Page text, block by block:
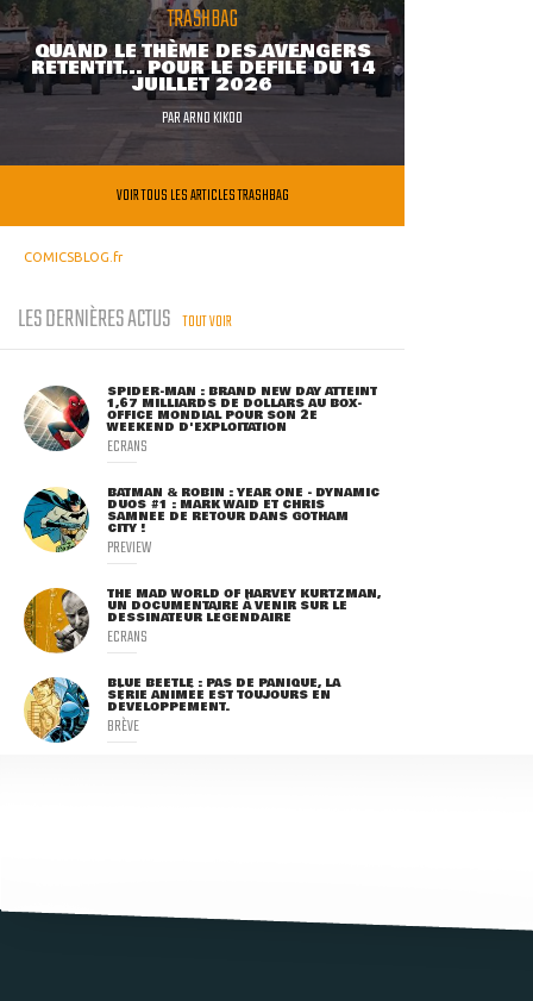
TRASHBAG
QUAND LE THÈME DES AVENGERS
RETENTIT... POUR LE DÉFILÉ DU 14
JUILLET 2026
PARARNO KIKOO
VOIR TOUS LES ARTICLES TRASHBAG
COMICSBLOG.fr
LES DERNIÈRES ACTUS TOUT VOIR
SPIDER-MAN : BRAND NEW DAY ATTEINT
1,67 MILLIARDS DE DOLLARS AU BOX-
OFFICE MONDIAL POUR SON 2E
WEEKEND D'EXPLOITATION
ECRANS
BATMAN & ROBIN : YEAR ONE - DYNAMIC
DUOS #1 : MARK WAID ET CHRIS
SAMNEE DE RETOUR DANS GOTHAM
CITY !
PREVIEW
THE MAD WORLD OF HARVEY KURTZMAN,
UN DOCUMENTAIRE À VENIR SUR LE
DESSINATEUR LÉGENDAIRE
ECRANS
BLUE BEETLE : PAS DE PANIQUE, LA
SÉRIE ANIMÉE EST TOUJOURS EN
DÉVELOPPEMENT.
BRÈVE